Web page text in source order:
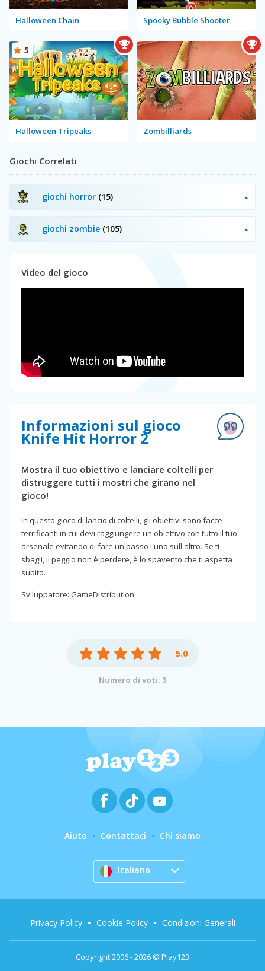
Halloween Chain Spooky Bubble Shooter
Halloween Tripeaks
5
Zombilliards
Giochi Correlati
giochi horror (15)
giochi zombie (105)
Video del gioco
Informazioni sul gioco
Knife Hit Horror 2
Mostra il tuo obiettivo e lanciare coltelli per
distruggere tutti i mostri che girano nel
gioco!
In questo gioco di lancio di coltelli, gli obiettivi sono facce
terrificanti in cui devi raggiungere un obiettivo con tutto il tuo
arsenale evitando di fare un passo l'uno sull'altro. Se ti
sbagli, il peggio non è perdere, è lo spavento che ti aspetta
subito.
Sviluppatore: GameDistribution
5.0
Numero di voti: 3
Aiuto Contattaci Chi siamo
Italiano
Copyright 2006 - 2026 © Play123
Privacy Policy Cookie Policy Condizioni Generali